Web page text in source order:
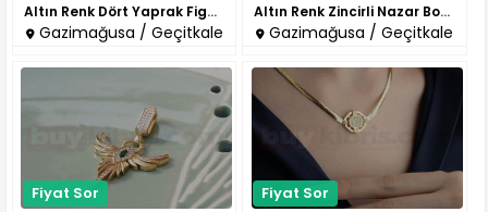
Altın Renk Dört Yaprak Figürlü..
Gazimağusa / Geçitkale
Altın Renk Zincirli Nazar Bonc..
Gazimağusa / Geçitkale
Fiyat Sor Fiyat Sor